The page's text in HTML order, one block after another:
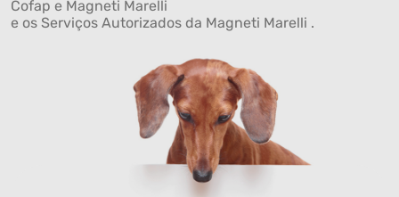
Cofap e Magneti Marelli
e os Serviços Autorizados da Magneti Marelli .